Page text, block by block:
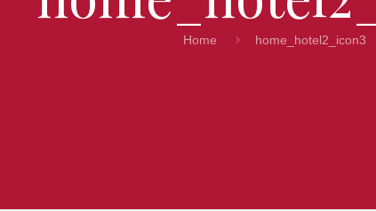
Home home_hotel2_icon3